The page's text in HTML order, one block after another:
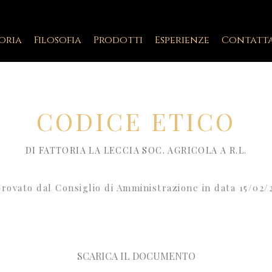
Filosofia Prodotti Esperienze
CODICE ETICO
DI FATTORIA LA LECCIA SOC. AGRICOLA A R.L.
dal Consiglio di Amministrazione in data 15/02/
SCARICA IL DOCUMENTO